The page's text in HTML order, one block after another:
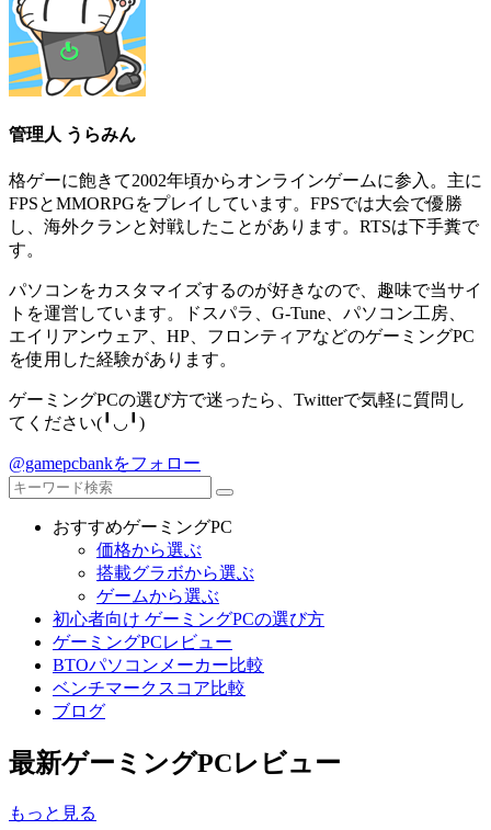
管理人 うらみん
格ゲーに飽きて2002年頃からオンラインゲームに参入。主に
FPSとMMORPGをプレイしています。FPSでは大会で優勝
し、海外クランと対戦したことがあります。RTSは下手糞で
す。
パソコンをカスタマイズするのが好きなので、趣味で当サイ
トを運営しています。ドスパラ、G-Tune、パソコン工房、
エイリアンウェア、HP、フロンティアなどのゲーミングPC
を使用した経験があります。
ゲーミングPCの選び方で迷ったら、Twitterで気軽に質問し
てください(╹◡╹)
@gamepcbankをフォロー
おすすめゲーミングPC
価格から選ぶ
搭載グラボから選ぶ
ゲームから選ぶ
初心者向け ゲーミングPCの選び方
ゲーミングPCレビュー
BTOパソコンメーカー比較
ベンチマークスコア比較
ブログ
最新ゲーミングPCレビュー
もっと見る